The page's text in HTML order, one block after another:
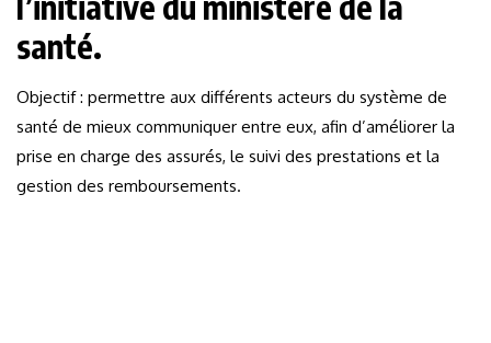
santé.
Objectif : permettre aux différents acteurs du système de
santé de mieux communiquer entre eux, afin d’améliorer la
prise en charge des assurés, le suivi des prestations et la
gestion des remboursements.